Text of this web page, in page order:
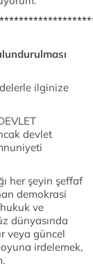
ilginize
devlet
her şeyin şeffaf
demokrasi
ve
dünyasında
veya güncel
irdelemek,